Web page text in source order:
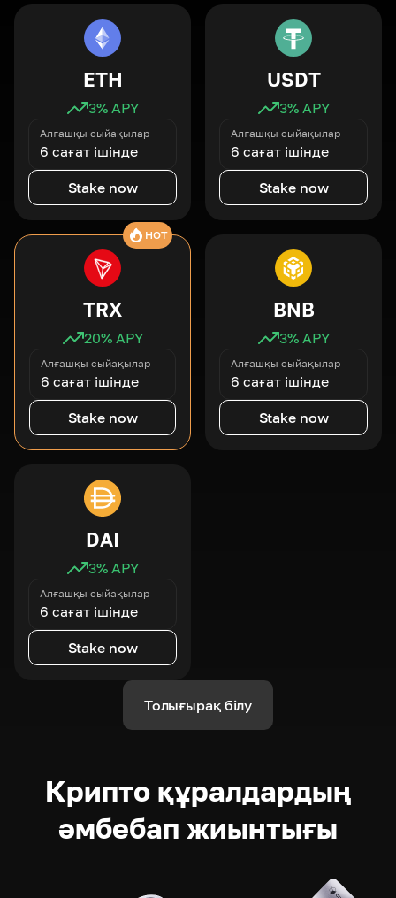
ETH
3% APY
Алғашқы сыйақылар
6 сағат ішінде
Stake now
USDT
3% APY
Алғашқы сыйақылар
6 сағат ішінде
Stake now
HOT
TRX
20% APY
Алғашқы сыйақылар
6 сағат ішінде
Stake now
BNB
3% APY
Алғашқы сыйақылар
6 сағат ішінде
Stake now
DAI
3% APY
Алғашқы сыйақылар
6 сағат ішінде
Stake now
Толығырақ білу
Крипто құралдардың
әмбебап жиынтығы